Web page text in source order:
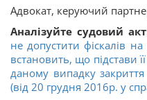
Адвокат, керуючий
Аналізуйте судовий
не допустити фіскалів
встановить, що підстави
даному випадку
(від 20 грудня 2016р. у